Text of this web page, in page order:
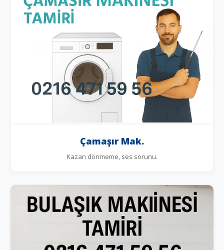
Çamaşır Mak.
Kazan dönmeme, ses sorunu.